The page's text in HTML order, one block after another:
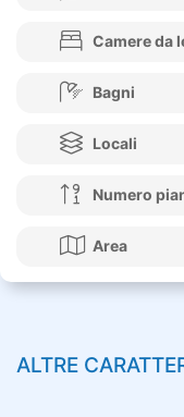
Camere da
Bagni
Locali
Numero
Area
ALTRE